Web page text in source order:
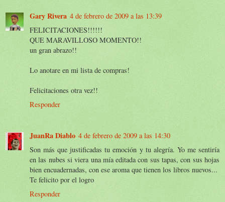
Gary Rivera 4 de febrero de 2009 a las 13:39
FELICITACIONES!!!!!!
QUE MARAVILLOSO MOMENTO!!
un gran abrazo!!
Lo anotare en mi lista de compras!
Felicitaciones otra vez!!
Responder
JuanRa Diablo 4 de febrero de 2009 a las 14:30
Son más que justificadas tu emoción y tu alegría. Yo me sentiría
en las nubes si viera una mía editada con sus tapas, con sus hojas
bien encuadernadas, con ese aroma que tienen los libros nuevos...
Te felicito por el logro
Responder